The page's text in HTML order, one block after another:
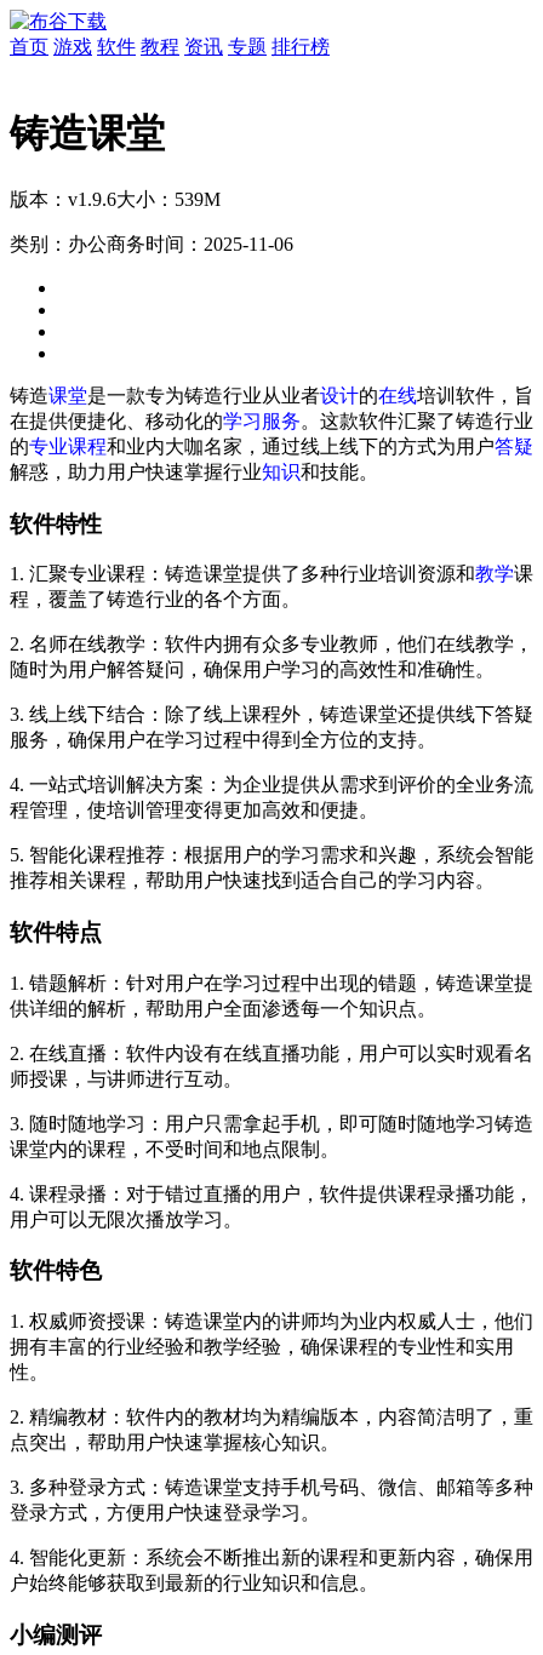
首页 游戏 软件 教程 资讯 专题 排行榜
铸造课堂
版本：v1.9.6大小：539M
类别：办公商务时间：2025-11-06
铸造课堂是一款专为铸造行业从业者设计的在线培训软件，旨
在提供便捷化、移动化的学习 服务。这款软件汇聚了铸造行业
的专业课程和业内大咖名家，通过线上线下的方式为用户答疑
解惑，助力用户快速掌握行业知识和技能。
软件特性
1. 汇聚专业课程：铸造课堂提供了多种行业培训资源和教学课
程，覆盖了铸造行业的各个方面。
2. 名师在线教学：软件内拥有众多专业教师，他们在线教学，
随时为用户解答疑问，确保用户学习的高效性和准确性。
3. 线上线下结合：除了线上课程外，铸造课堂还提供线下答疑
服务，确保用户在学习过程中得到全方位的支持。
4. 一站式培训解决方案：为企业提供从需求到评价的全业务流
程管理，使培训管理变得更加高效和便捷。
5. 智能化课程推荐：根据用户的学习需求和兴趣，系统会智能
推荐相关课程，帮助用户快速找到适合自己的学习内容。
软件特点
1. 错题解析：针对用户在学习过程中出现的错题，铸造课堂提
供详细的解析，帮助用户全面渗透每一个知识点。
2. 在线直播：软件内设有在线直播功能，用户可以实时观看名
师授课，与讲师进行互动。
3. 随时随地学习：用户只需拿起手机，即可随时随地学习铸造
课堂内的课程，不受时间和地点限制。
4. 课程录播：对于错过直播的用户，软件提供课程录播功能，
用户可以无限次播放学习。
软件特色
1. 权威师资授课：铸造课堂内的讲师均为业内权威人士，他们
拥有丰富的行业经验和教学经验，确保课程的专业性和实用
性。
2. 精编教材：软件内的教材均为精编版本，内容简洁明了，重
点突出，帮助用户快速掌握核心知识。
3. 多种登录方式：铸造课堂支持手机号码、微信、邮箱等多种
登录方式，方便用户快速登录学习。
4. 智能化更新：系统会不断推出新的课程和更新内容，确保用
户始终能够获取到最新的行业知识和信息。
小编测评